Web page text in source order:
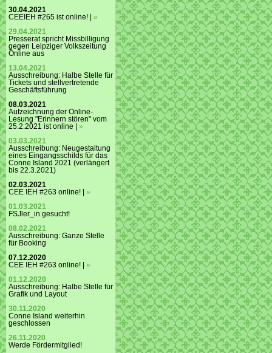
30.04.2021
CEEIEH #265 ist online! | »
29.04.2021
Presserat spricht Missbilligung
gegen Leipziger Volkszeitung
Online aus
13.04.2021
Ausschreibung: Halbe Stelle für
Tickets und stellvertretende
Geschäftsführung
08.03.2021
Aufzeichnung der Online-
Lesung "Erinnern stören" vom
25.2.2021 ist online | »
03.03.2021
Ausschreibung: Neugestaltung
eines Eingangsschilds für das
Conne Island 2021 (verlängert
bis 22.3.2021)
02.03.2021
CEE IEH #263 online! | »
01.03.2021
FSJler_in gesucht!
08.02.2021
Ausschreibung: Ganze Stelle
für Booking
07.12.2020
CEE IEH #263 online! | »
01.12.2020
Ausschreibung: Halbe Stelle für
Grafik und Layout
30.11.2020
Conne Island weiterhin
geschlossen
26.11.2020
Werde Fördermitglied!